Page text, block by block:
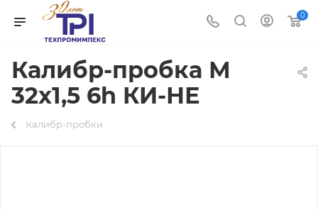
0
Калибр-пробка М
32х1,5 6h КИ-НЕ
Калибр-пробки